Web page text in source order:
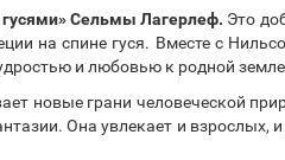
Сельмы Лагерлеф. Это
на спине гуся. Вместе с
и любовью к родной
новые грани человеческой
Она увлекает и